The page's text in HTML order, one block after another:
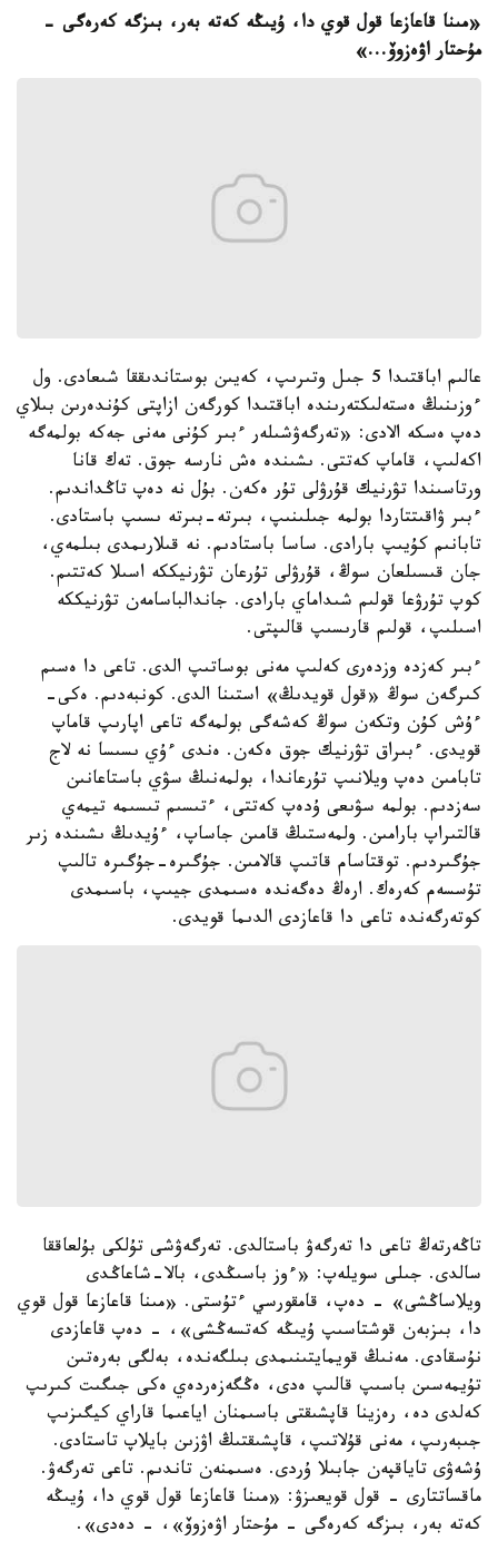
«مىنا قاعازعا قول قوي دا، ۇيىڭە كەتە بەر، بىزگە كەرەگى -
مۇحتار اۋەزوۆ...»
عالىم اباقتىدا 5 جىل وتىرىپ، كەيىن بوستاندىققا شىعادى. ول
ءوزىنىڭ ەستەلىكتەرىندە اباقتىدا كورگەن ازاپتى كۇندەرىن بىلاي
دەپ ەسكە الادى: «تەرگەۋشىلەر ءبىر كۇنى مەنى جەكە بولمەگە
اكەلىپ، قاماپ كەتتى. ىشىندە ەش نارسە جوق. تەك قانا
ورتاسىندا تۋرنيك قۇرۋلى تۇر ەكەن. بۇل نە دەپ تاڭداندىم.
ءبىر ۋاقىتتاردا بولمە جىلىنىپ، بىرتە-بىرتە ىسىپ باستادى.
تابانىم كۇيىپ بارادى. ساسا باستادىم. نە قىلارىمدى بىلمەي،
جان قىسىلعان سوڭ، قۇرۋلى تۇرعان تۋرنيككە اسىلا كەتتىم.
كوپ تۇرۋعا قولىم شىداماي بارادى. جاندالباسامەن تۋرنيككە
اسىلىپ، قولىم قارىسىپ قالىپتى.
ءبىر كەزدە وزدەرى كەلىپ مەنى بوساتىپ الدى. تاعى دا ەسىم
كىرگەن سوڭ «قول قويدىڭ» استىنا الدى. كونبەدىم. ەكى-
ءۇش كۇن وتكەن سوڭ كەشەگى بولمەگە تاعى اپارىپ قاماپ
قويدى. ءبىراق تۋرنيك جوق ەكەن. ەندى ءۇي ىسىسا نە لاج
تابامىن دەپ ويلانىپ تۇرعاندا، بولمەنىڭ سۋي باستاعانىن
سەزدىم. بولمە سۋىعى ۇدەپ كەتتى، ءتىسىم تىسىمە تيمەي
قالتىراپ بارامىن. ولمەستىڭ قامىن جاساپ، ءۇيدىڭ ىشىندە زىر
جۇگىردىم. توقتاسام قاتىپ قالامىن. جۇگىرە-جۇگىرە تالىپ
تۇسسەم كەرەك. ارەڭ دەگەندە ەسىمدى جيىپ، باسىمدى
كوتەرگەندە تاعى دا قاعازدى الدىما قويدى.
تاڭەرتەڭ تاعى دا تەرگەۋ باستالدى. تەرگەۋشى تۇلكى بۇلعاققا
سالدى. جىلى سويلەپ: «ءوز باسىڭدى، بالا-شاعاڭدى
ويلاساڭشى» - دەپ، قامقورسي ءتۇستى. «مىنا قاعازعا قول قوي
دا، بىزبەن قوشتاسىپ ۇيىڭە كەتسەڭشى»، - دەپ قاعازدى
نۇسقادى. مەنىڭ قويمايتىنىمدى بىلگەندە، بەلگى بەرەتىن
تۇيمەسىن باسىپ قالىپ ەدى، ەڭگەزەردەي ەكى جىگىت كىرىپ
كەلدى دە، رەزينا قاپشىقتى باسىمنان اياعىما قاراي كيگىزىپ
جىبەرىپ، مەنى قۇلاتىپ، قاپشىقتىڭ اۋزىن بايلاپ تاستادى.
ۇشەۋى تاياقپەن جابىلا ۇردى. ەسىمنەن تاندىم. تاعى تەرگەۋ.
ماقساتتارى - قول قويعىزۋ: «مىنا قاعازعا قول قوي دا، ۇيىڭە
كەتە بەر، بىزگە كەرەگى - مۇحتار اۋەزوۆ»، - دەدى».